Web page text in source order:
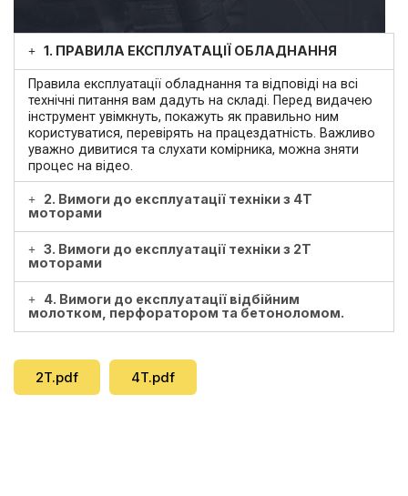
1. ПРАВИЛА ЕКСПЛУАТАЦІЇ ОБЛАДНАННЯ
Правила експлуатації обладнання та відповіді на всі
технічні питання вам дадуть на складі. Перед видачею
інструмент увімкнуть, покажуть як правильно ним
користуватися, перевірять на працездатність. Важливо
уважно дивитися та слухати комірника, можна зняти
процес на відео.
2. Вимоги до експлуатації техніки з 4Т
моторами
3. Вимоги до експлуатації техніки з 2Т
моторами
4. Вимоги до експлуатації відбійним
молотком, перфоратором та бетоноломом.
2T.pdf 4T.pdf